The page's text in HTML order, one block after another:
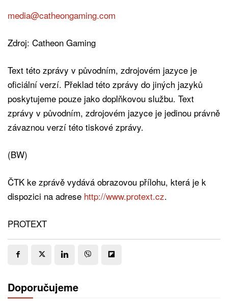
media@catheongaming.com
Zdroj: Catheon Gaming
Text této zprávy v původním, zdrojovém jazyce je
oficiální verzí. Překlad této zprávy do jiných jazyků
poskytujeme pouze jako doplňkovou službu. Text
zprávy v původním, zdrojovém jazyce je jedinou právně
závaznou verzí této tiskové zprávy.
(BW)
ČTK ke zprávě vydává obrazovou přílohu, která je k
dispozici na adrese http://www.protext.cz.
PROTEXT
Doporučujeme